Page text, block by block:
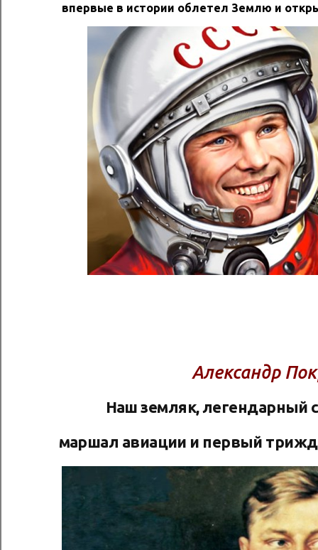
впервые в истории облетел Землю и
Александр
Наш земляк, легендарный
маршал авиации и первый